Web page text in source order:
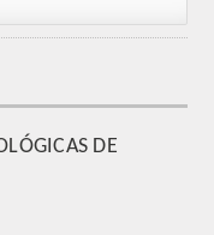
DE